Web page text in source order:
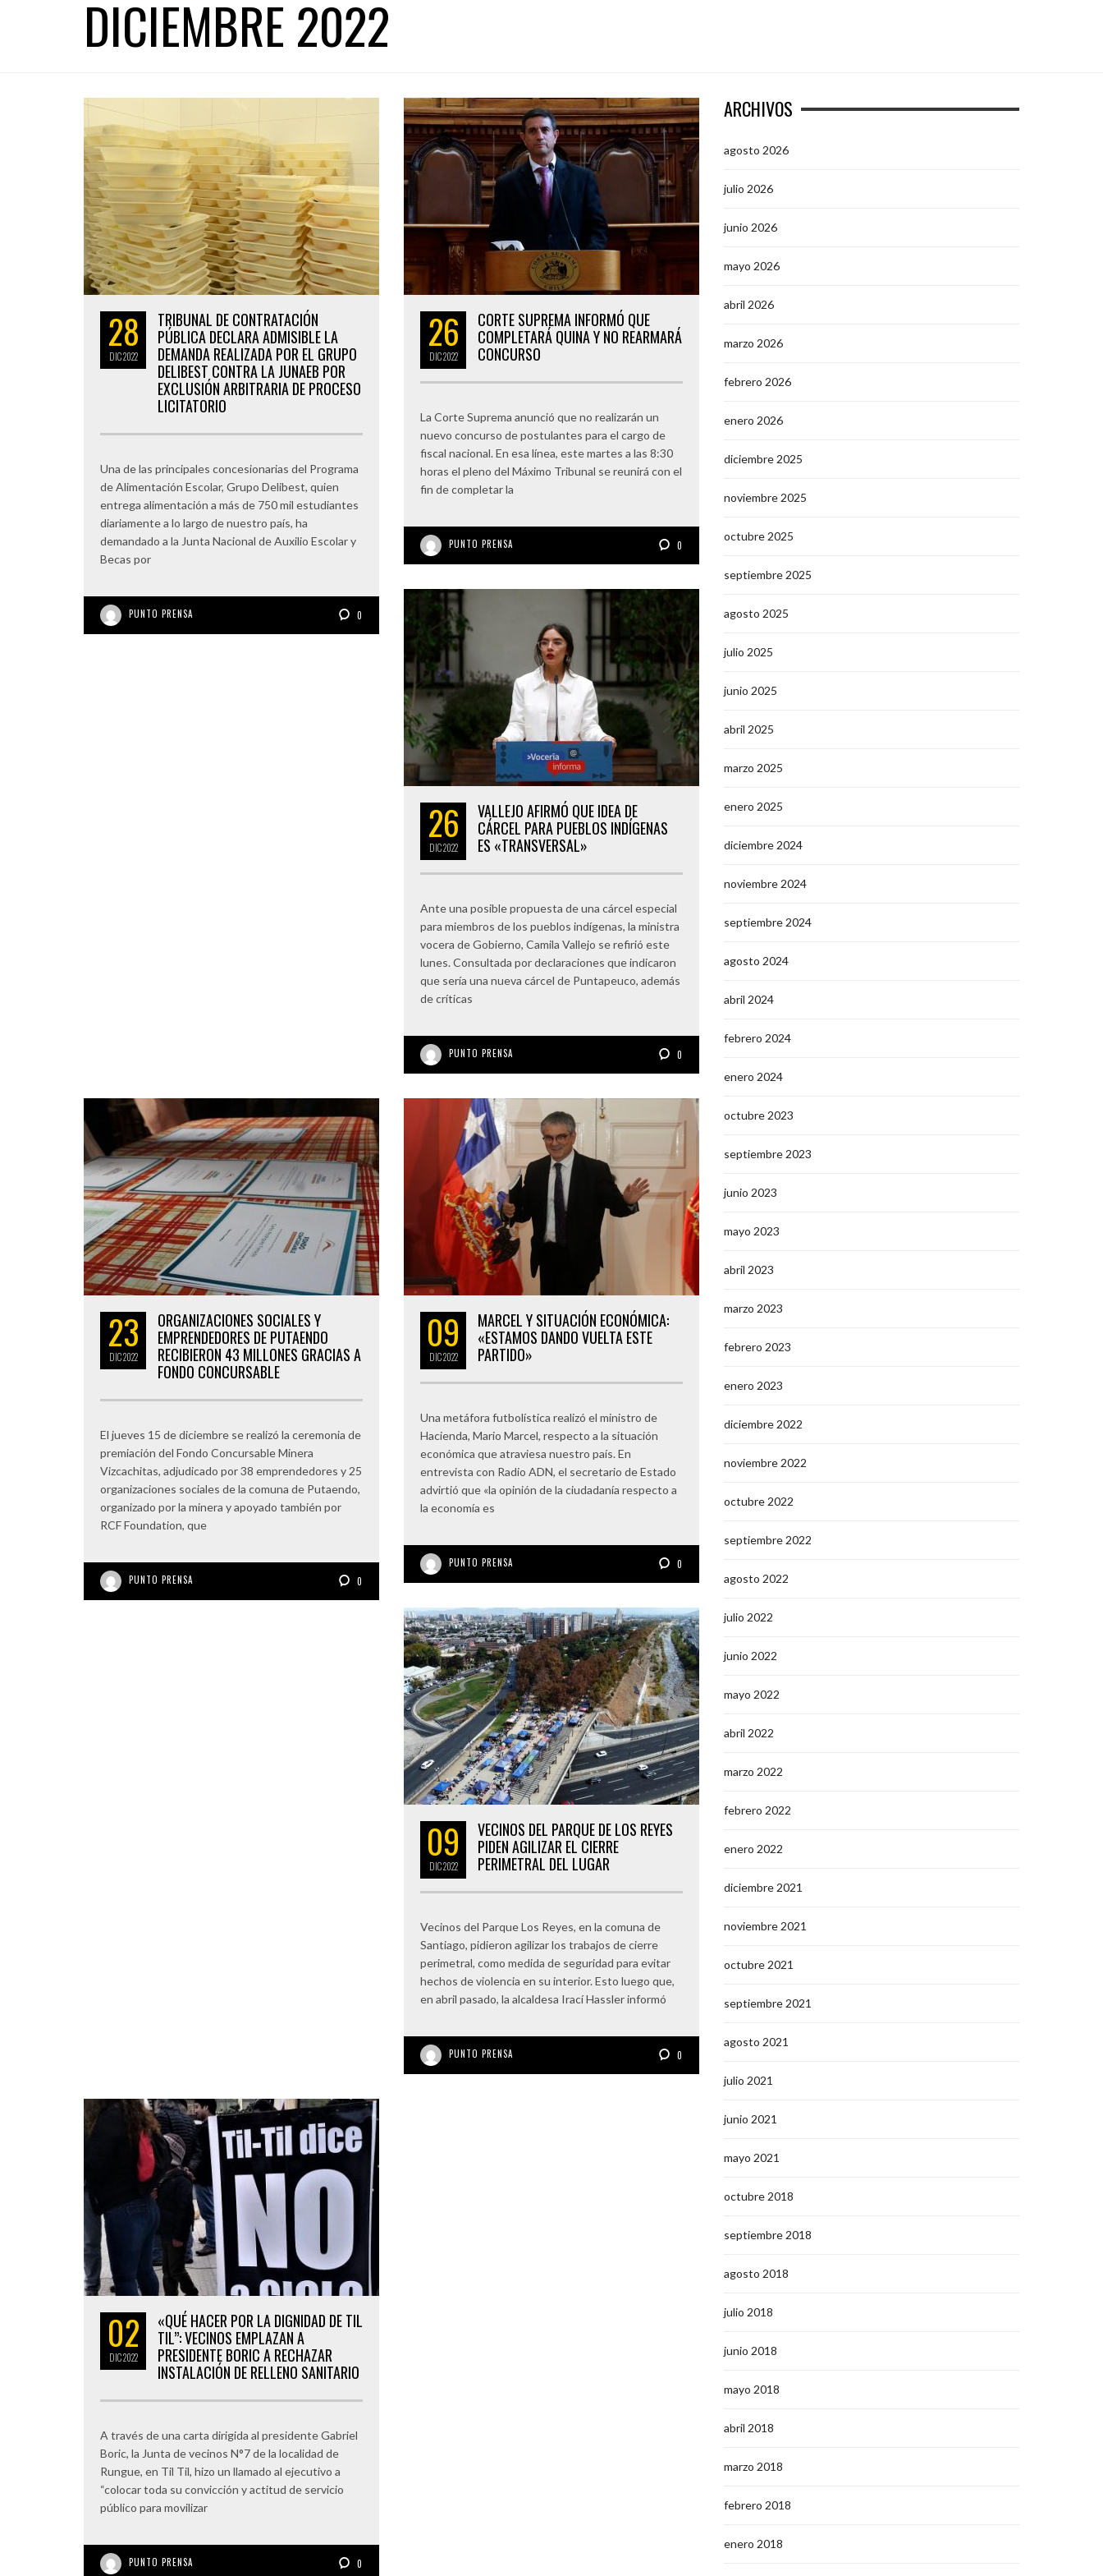
DICIEMBRE 2022
28
DIC2022
TRIBUNAL DE CONTRATACIÓN
PÚBLICA DECLARA ADMISIBLE LA
DEMANDA REALIZADA POR EL GRUPO
DELIBEST CONTRA LA JUNAEB POR
EXCLUSIÓN ARBITRARIA DE PROCESO
LICITATORIO
Una de las principales concesionarias del Programa
de Alimentación Escolar, Grupo Delibest, quien
entrega alimentación a más de 750 mil estudiantes
diariamente a lo largo de nuestro país, ha
demandado a la Junta Nacional de Auxilio Escolar y
Becas por
PUNTO PRENSA 0
26
DIC2022
CORTE SUPREMA INFORMÓ QUE
COMPLETARÁ QUINA Y NO REARMARÁ
CONCURSO
La Corte Suprema anunció que no realizarán un
nuevo concurso de postulantes para el cargo de
fiscal nacional. En esa línea, este martes a las 8:30
horas el pleno del Máximo Tribunal se reunirá con el
fin de completar la
PUNTO PRENSA 0
26
DIC2022
VALLEJO AFIRMÓ QUE IDEA DE
CÁRCEL PARA PUEBLOS INDÍGENAS
ES «TRANSVERSAL»
Ante una posible propuesta de una cárcel especial
para miembros de los pueblos indígenas, la ministra
vocera de Gobierno, Camila Vallejo se refirió este
lunes. Consultada por declaraciones que indicaron
que sería una nueva cárcel de Puntapeuco, además
de críticas
PUNTO PRENSA 0
23
DIC2022
ORGANIZACIONES SOCIALES Y
EMPRENDEDORES DE PUTAENDO
RECIBIERON 43 MILLONES GRACIAS A
FONDO CONCURSABLE
El jueves 15 de diciembre se realizó la ceremonia de
premiación del Fondo Concursable Minera
Vizcachitas, adjudicado por 38 emprendedores y 25
organizaciones sociales de la comuna de Putaendo,
organizado por la minera y apoyado también por
RCF Foundation, que
PUNTO PRENSA 0
09
DIC2022
MARCEL Y SITUACIÓN ECONÓMICA:
«ESTAMOS DANDO VUELTA ESTE
PARTIDO»
Una metáfora futbolística realizó el ministro de
Hacienda, Mario Marcel, respecto a la situación
económica que atraviesa nuestro país. En
entrevista con Radio ADN, el secretario de Estado
advirtió que «la opinión de la ciudadanía respecto a
la economía es
PUNTO PRENSA 0
09
DIC2022
VECINOS DEL PARQUE DE LOS REYES
PIDEN AGILIZAR EL CIERRE
PERIMETRAL DEL LUGAR
Vecinos del Parque Los Reyes, en la comuna de
Santiago, pidieron agilizar los trabajos de cierre
perimetral, como medida de seguridad para evitar
hechos de violencia en su interior. Esto luego que,
en abril pasado, la alcaldesa Irací Hassler informó
PUNTO PRENSA 0
02
DIC2022
«QUÉ HACER POR LA DIGNIDAD DE TIL
TIL”: VECINOS EMPLAZAN A
PRESIDENTE BORIC A RECHAZAR
INSTALACIÓN DE RELLENO SANITARIO
A través de una carta dirigida al presidente Gabriel
Boric, la Junta de vecinos N°7 de la localidad de
Rungue, en Til Til, hizo un llamado al ejecutivo a
“colocar toda su convicción y actitud de servicio
público para movilizar
PUNTO PRENSA 0
ARCHIVOS
agosto 2026
julio 2026
junio 2026
mayo 2026
abril 2026
marzo 2026
febrero 2026
enero 2026
diciembre 2025
noviembre 2025
octubre 2025
septiembre 2025
agosto 2025
julio 2025
junio 2025
abril 2025
marzo 2025
enero 2025
diciembre 2024
noviembre 2024
septiembre 2024
agosto 2024
abril 2024
febrero 2024
enero 2024
octubre 2023
septiembre 2023
junio 2023
mayo 2023
abril 2023
marzo 2023
febrero 2023
enero 2023
diciembre 2022
noviembre 2022
octubre 2022
septiembre 2022
agosto 2022
julio 2022
junio 2022
mayo 2022
abril 2022
marzo 2022
febrero 2022
enero 2022
diciembre 2021
noviembre 2021
octubre 2021
septiembre 2021
agosto 2021
julio 2021
junio 2021
mayo 2021
octubre 2018
septiembre 2018
agosto 2018
julio 2018
junio 2018
mayo 2018
abril 2018
marzo 2018
febrero 2018
enero 2018